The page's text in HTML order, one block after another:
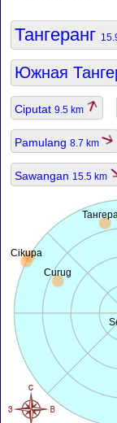
Тангеранг
Южная
Ciputat 9.5 km
Pamulang 8.7 km
Sawangan 15.5 km
Curug
Cikupa